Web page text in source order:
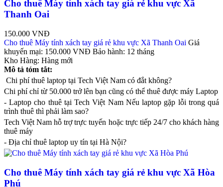
Cho thuê Máy tính xách tay giá rẻ khu vực Xã
Thanh Oai
150.000 VNĐ
Cho thuê Máy tính xách tay giá rẻ khu vực Xã Thanh Oai Giá
khuyến mại: 150.000 VNĐ Bảo hành: 12 tháng
Kho Hàng: Hàng mới
Mô tả tóm tắt:
Chi phí thuê laptop tại Tech Việt Nam có đắt không?
Chi phí chỉ từ 50.000 trở lên bạn cũng có thể thuê được máy Laptop
- Laptop cho thuê tại Tech Việt Nam Nếu laptop gặp lỗi trong quá
trình thuê thì phải làm sao?
Tech Việt Nam hỗ trợ trực tuyến hoặc trực tiếp 24/7 cho khách hàng
thuê máy
- Địa chỉ thuê laptop uy tín tại Hà Nội?
Cho thuê Máy tính xách tay giá rẻ khu vực Xã Hòa
Phú